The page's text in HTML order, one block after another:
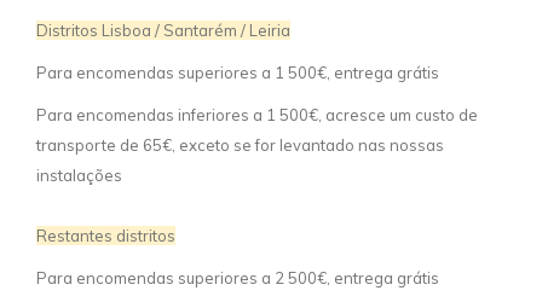
Distritos Lisboa / Santarém / Leiria
Para encomendas superiores a 1 500€, entrega grátis
Para encomendas inferiores a 1 500€, acresce um custo de
transporte de 65€, exceto se for levantado nas nossas
instalações
Restantes distritos
Para encomendas superiores a 2 500€, entrega grátis